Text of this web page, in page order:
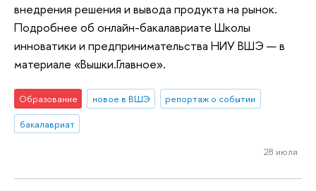
внедрения решения и вывода продукта на рынок.
Подробнее об онлайн-бакалавриате Школы
инноватики и предпринимательства НИУ ВШЭ — в
материале «Вышки.Главное».
Образование новое в ВШЭ
репортаж о событии
бакалавриат
28 июля